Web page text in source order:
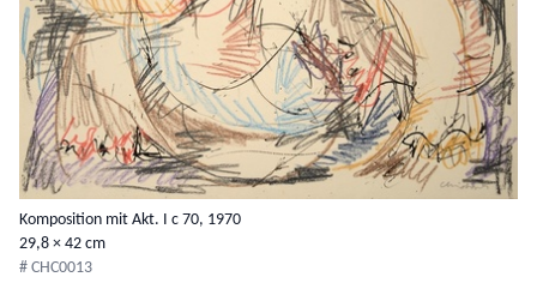
Komposition mit Akt. I c 70, 1970
29,8 × 42 cm
# CHC0013